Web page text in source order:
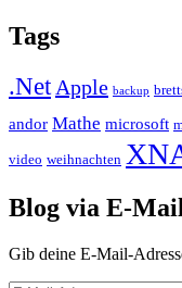
Tags
.NetApple backup
andor Mathe microsoft
video weihnachten
Blog via E-
Gib deine E-Mail-